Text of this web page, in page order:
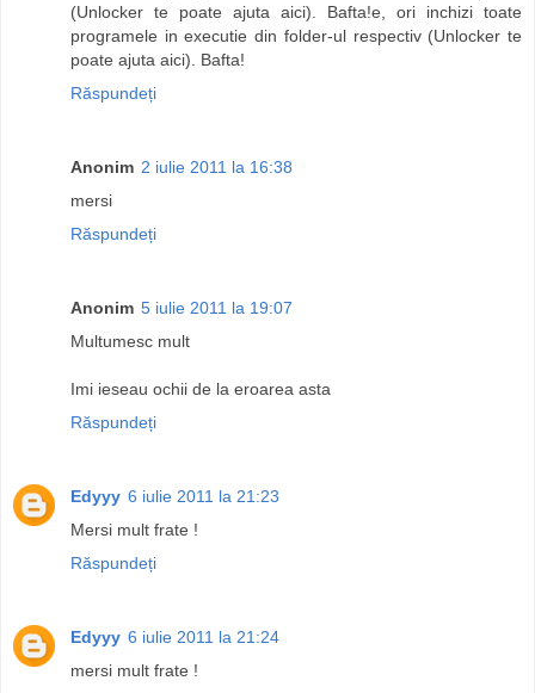
(Unlocker te poate ajuta aici). Bafta!e, ori inchizi toate
programele in executie din folder-ul respectiv (Unlocker te
poate ajuta aici). Bafta!
Răspundeți
Anonim 2 iulie 2011 la 16:38
mersi
Răspundeți
Anonim 5 iulie 2011 la 19:07
Multumesc mult
Imi ieseau ochii de la eroarea asta
Răspundeți
Edyyy 6 iulie 2011 la 21:23
Mersi mult frate !
Răspundeți
Edyyy 6 iulie 2011 la 21:24
mersi mult frate !